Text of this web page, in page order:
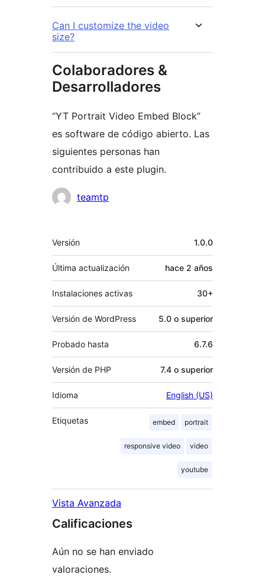
Can I customize the video
size?
Colaboradores &
Desarrolladores
“YT Portrait Video Embed Block”
es software de código abierto. Las
siguientes personas han
contribuido a este plugin.
Colaboradores
teamtp
Meta
Versión 1.0.0
Última actualización hace 2 años
Instalaciones activas 30+
Versión de WordPress 5.0 o superior
Probado hasta 6.7.6
Versión de PHP 7.4 o superior
Idioma English (US)
Etiquetas embed portrait
responsive video video
youtube
Vista Avanzada
Calificaciones
Aún no se han enviado
valoraciones.